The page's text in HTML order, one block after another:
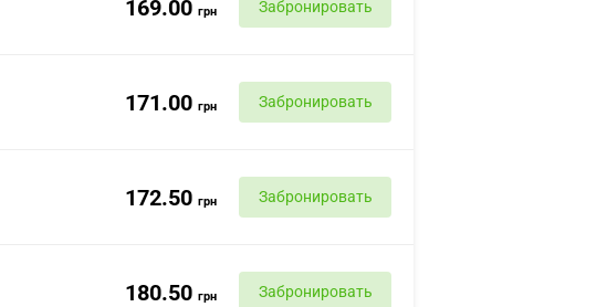
169.00 грн Забронировать
171.00 грн Забронировать
172.50 грн Забронировать
180.50 грн Забронировать